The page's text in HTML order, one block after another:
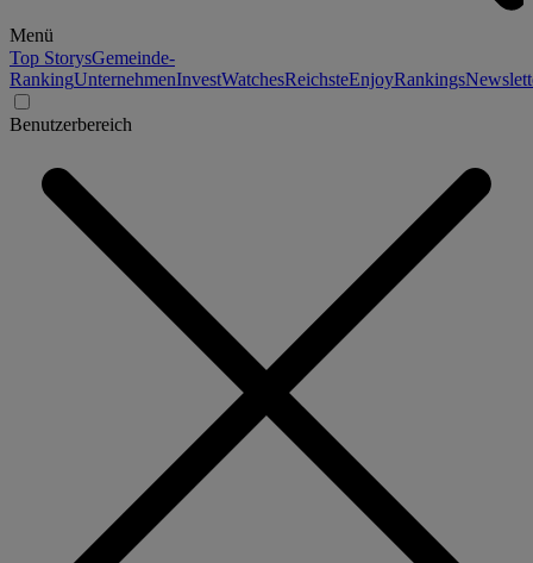
Menü
Top StorysGemeinde-
RankingUnternehmenInvestWatchesReichsteEnjoyRankings
Benutzerbereich